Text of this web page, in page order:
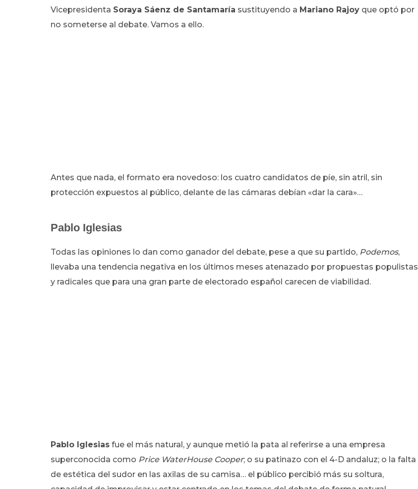
Vicepresidenta Soraya Sáenz de Santamaría sustituyendo a Mariano Rajoy que optó por
no someterse al debate. Vamos a ello.
Antes que nada, el formato era novedoso: los cuatro candidatos de píe, sin atril, sin
protección expuestos al público, delante de las cámaras debían «dar la cara»…
Pablo Iglesias
Todas las opiniones lo dan como ganador del debate, pese a que su partido, Podemos,
llevaba una tendencia negativa en los últimos meses atenazado por propuestas populistas
y radicales que para una gran parte de electorado español carecen de viabilidad.
Pablo Iglesias fue el más natural, y aunque metió la pata al referirse a una empresa
superconocida como Price WaterHouse Cooper; o su patinazo con el 4-D andaluz; o la falta
de estética del sudor en las axilas de su camisa… el público percibió más su soltura,